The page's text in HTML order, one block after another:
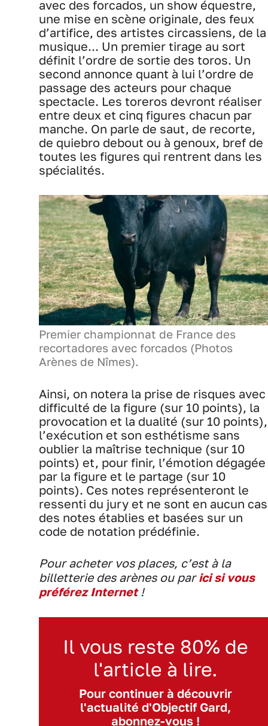
avec des forcados, un show équestre,
une mise en scène originale, des feux
d’artifice, des artistes circassiens, de la
musique... Un premier tirage au sort
définit l’ordre de sortie des toros. Un
second annonce quant à lui l’ordre de
passage des acteurs pour chaque
spectacle. Les toreros devront réaliser
entre deux et cinq figures chacun par
manche. On parle de saut, de recorte,
de quiebro debout ou à genoux, bref de
toutes les figures qui rentrent dans les
spécialités.
Premier championnat de France des
recortadores avec forcados (Photos
Arènes de Nîmes).
Ainsi, on notera la prise de risques avec
difficulté de la figure (sur 10 points), la
provocation et la dualité (sur 10 points),
l’exécution et son esthétisme sans
oublier la maîtrise technique (sur 10
points) et, pour finir, l’émotion dégagée
par la figure et le partage (sur 10
points). Ces notes représenteront le
ressenti du jury et ne sont en aucun cas
des notes établies et basées sur un
code de notation prédéfinie.
Pour acheter vos places, c’est à la
billetterie des arènes ou parici si vous
préférez Internet!
Il vous reste 80% de
l'article à lire.
Pour continuer à découvrir
l'actualité d'Objectif Gard,
abonnez-vous !